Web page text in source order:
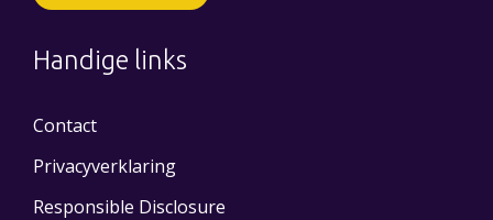
Handige links
Contact
Privacyverklaring
Responsible Disclosure